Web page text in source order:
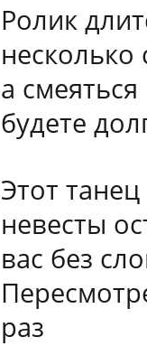
Ролик
несколько
а
будете
Этот танец
невесты
вас без
раз